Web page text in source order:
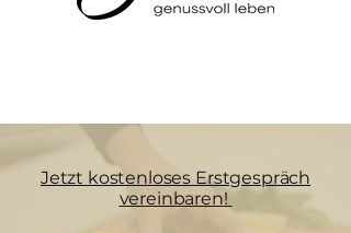
Jetzt kostenloses Erstgespräch
vereinbaren!